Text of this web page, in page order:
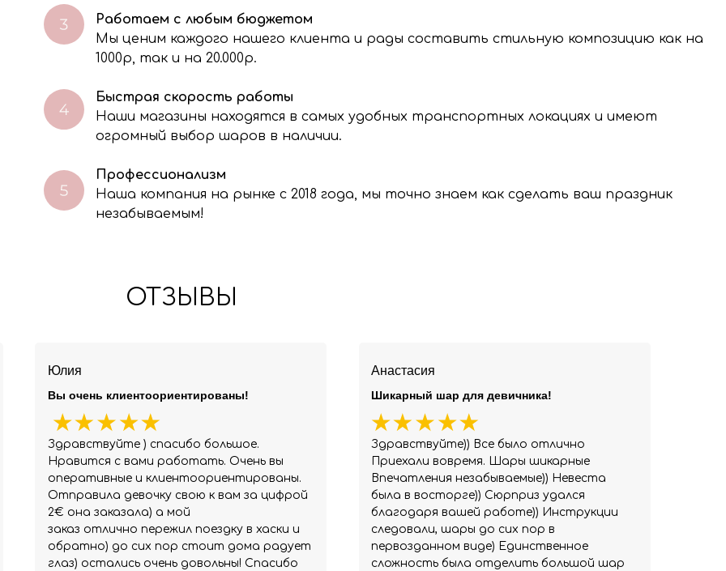
электронную форму, Вы даете согласие на обработку, сбор, хранение и передачу
Вами информации на условиях Политики обработки персональных данных.
Работаем с любым бюджетом
Мы ценим каждого нашего клиента и рады составить стильную композицию как на
1000р, так и на 20.000р.
Быстрая скорость работы
Наши магазины находятся в самых удобных транспортных локациях и имеют
огромный выбор шаров в наличии.
Профессионализм
Наша компания на рынке с 2018 года, мы точно знаем как сделать ваш праздник
незабываемым!
ОТЗЫВЫ
Юлия
Здравствуйте ) спасибо большое.
Нравится с вами работать. Очень вы
оперативные и клиентоориентированы.
Отправила девочку свою к вам за цифрой
2€ она заказала) а мой
заказ отлично пережил поездку в хаски и
обратно) до сих пор стоит дома радует
глаз) остались очень довольны! Спасибо
Вы очень клиентоориентированы!
Анастасия
Здравствуйте)) Все было отлично
Приехали вовремя. Шары шикарные
Впечатления незабываемые)) Невеста
была в восторге)) Сюрприз удался
благодаря вашей работе)) Инструкции
следовали, шары до сих пор в
первозданном виде) Единственное
сложность была отделить большой шар
Шикарный шар для девичника!